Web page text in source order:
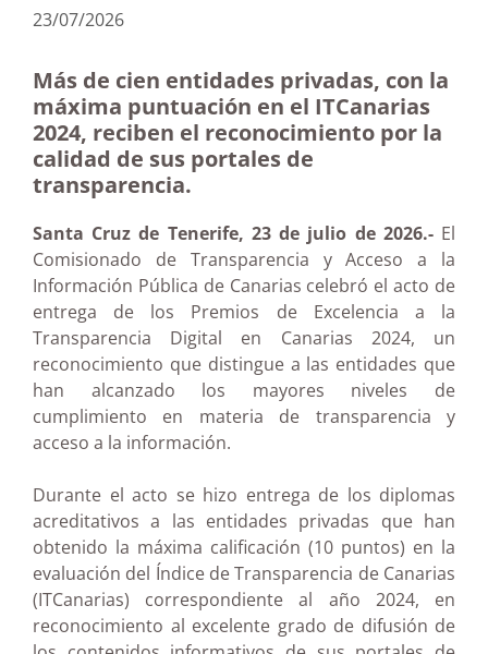
23/07/2026
Más de cien entidades privadas, con la
máxima puntuación en el ITCanarias
2024, reciben el reconocimiento por la
calidad de sus portales de
transparencia.
Santa Cruz de Tenerife, 23 de julio de 2026.- El
Comisionado de Transparencia y Acceso a la
Información Pública de Canarias celebró el acto de
entrega de los Premios de Excelencia a la
Transparencia Digital en Canarias 2024, un
reconocimiento que distingue a las entidades que
han alcanzado los mayores niveles de
cumplimiento en materia de transparencia y
acceso a la información.
Durante el acto se hizo entrega de los diplomas
acreditativos a las entidades privadas que han
obtenido la máxima calificación (10 puntos) en la
evaluación del Índice de Transparencia de Canarias
(ITCanarias) correspondiente al año 2024, en
reconocimiento al excelente grado de difusión de